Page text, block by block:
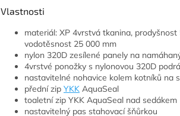
Vlastnosti
materiál: XP 4vrstvá tkanina,
vodotěsnost 25 000 mm
nylon 320D zesílené panely na
4vrstvé ponožky s nylonovou 320D
nastavitelné nohavice kolem kotníků na
přední zip YKK AquaSeal
toaletní zip YKK AquaSeal nad sedákem
nastavitelný pas stahovací šňůrkou